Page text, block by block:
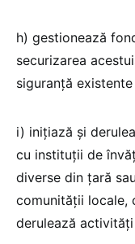
h) gestionează
securizarea
siguranţă
i) iniţiază şi
cu instituţii de
diverse din ţară
comunităţii locale,
derulează